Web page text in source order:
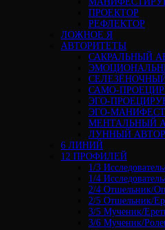
ПРОЕКТОР
РЕФЛЕКТОР
ЛОЖНОЕ Я
АВТОРИТЕТЫ
САКРАЛЬНЫЙ
САМО-
ЭГО-
ЭГО-
МЕНТАЛЬНЫЙ
ЛУННЫЙ
6 ЛИНИЙ
12 ПРОФИЛЕЙ
1/3
1/4
2/4 Отшельник/
2/5 Отшельник/
3/5 Мученик/
3/6 Мученик/